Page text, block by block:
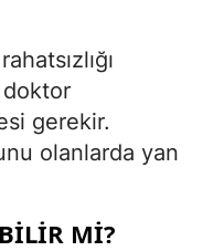
gerekir.
olanlarda yan
MI?